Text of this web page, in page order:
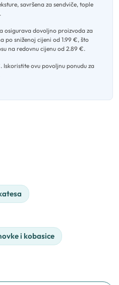
savršena za sendviče, tople
.
osigurava dovoljno proizvoda za
po sniženoj cijeni od 1.99 €, što
na redovnu cijenu od 2.89 €.
. Iskoristite ovu povoljnu ponudu za
i kobasice